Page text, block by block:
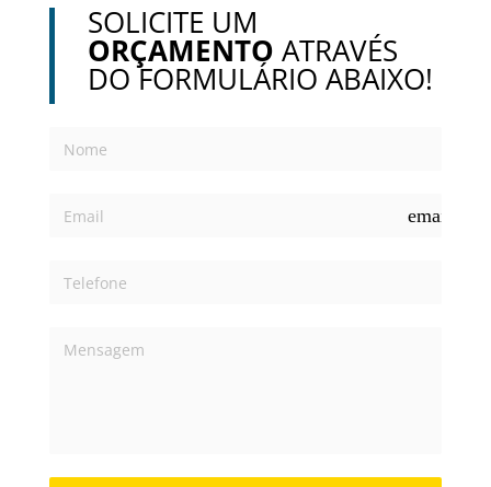
SOLICITE UM
ORÇAMENTO ATRAVÉS
DO FORMULÁRIO ABAIXO!
email